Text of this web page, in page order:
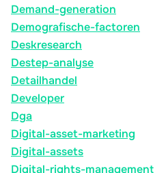
Demand-generation
Demografische-factoren
Deskresearch
Destep-analyse
Detailhandel
Developer
Dga
Digital-asset-marketing
Digital-assets
Digital-rights-management